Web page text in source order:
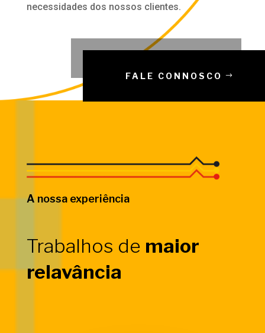
necessidades dos nossos clientes.
FALE CONNOSCO
A nossa experiência
Trabalhos de maior
relavância